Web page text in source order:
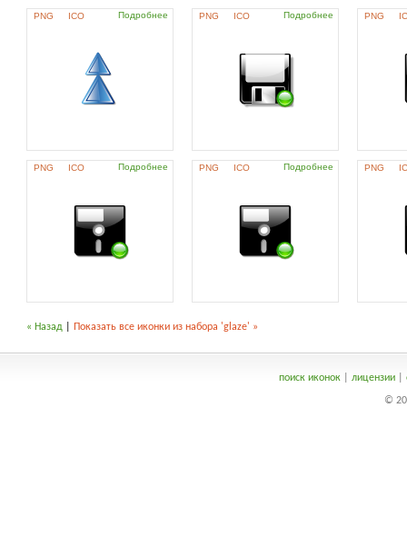
PNG ICO Подробнее PNG ICO Подробнее PNG
PNG ICO Подробнее PNG ICO Подробнее PNG
« Назад Показать все иконки из набора 'glaze' »
поиск иконок| лицензии|
©